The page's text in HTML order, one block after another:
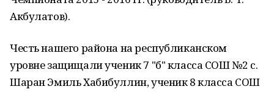
Акбулатов).
Честь нашего района на республиканском
уровне защищали ученик 7 "б" класса СОШ №2 с.
Шаран Эмиль Хабибуллин, ученик 8 класса СОШ